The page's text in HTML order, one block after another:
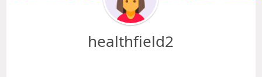
healthfield2